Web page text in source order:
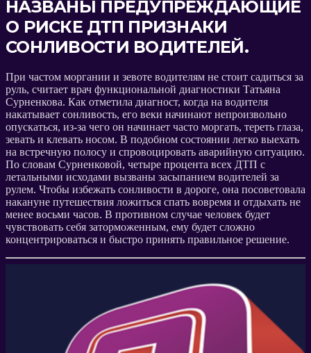
НАЗВАНЫ ПРЕДУПРЕЖДАЮЩИЕ
О РИСКЕ ДТП ПРИЗНАКИ
СОНЛИВОСТИ ВОДИТЕЛЕЙ.
При частом моргании и зевоте водителям не стоит садиться за
руль, считает врач функциональной диагностики Татьяна
Сурненкова. Как отметила диагност, когда на водителя
накатывает сонливость, его веки начинают непроизвольно
опускаться, из-за чего он начинает часто моргать, тереть глаза,
зевать и клевать носом. В подобном состоянии легко выехать
на встречную полосу и спровоцировать аварийную ситуацию.
По словам Сурненковой, четыре процента всех ДТП с
летальными исходами вызваны засыпанием водителей за
рулем. Чтобы избежать сонливости в дороге, она посоветовала
накануне путешествия ложиться спать вовремя и отдыхать не
менее восьми часов. В противном случае человек будет
чувствовать себя заторможенным, ему будет сложно
концентрироваться и быстро принять правильное решение.